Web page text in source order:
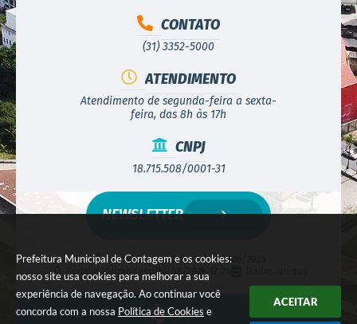
Prefeitura Municipal de Contagem e os cookies:
nosso site usa cookies para melhorar a sua
experiência de navegação. Ao continuar você
concorda com a nossa Política de Cookies e
ACEITAR
CONTATO
(31) 3352-5000
ATENDIMENTO
Atendimento de segunda-feira a sexta-
feira, das 8h às 17h
CNPJ
18.715.508/0001-31
Versão do Sistema:3.5.3 - 19/06/2026
Portal atualizado em:
06/08/2026 17:24
NEWSLETTER